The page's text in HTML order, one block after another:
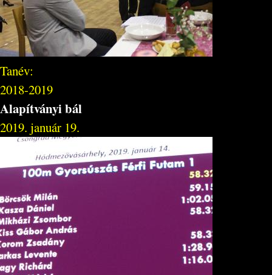
Tanév:
2018-2019
Alapítványi bál
2019. január 19.